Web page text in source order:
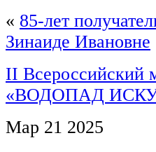
« 85-лет
Зинаиде Ивановне
II Всероссийский
«ВОДОПАД
Мар 21 2025